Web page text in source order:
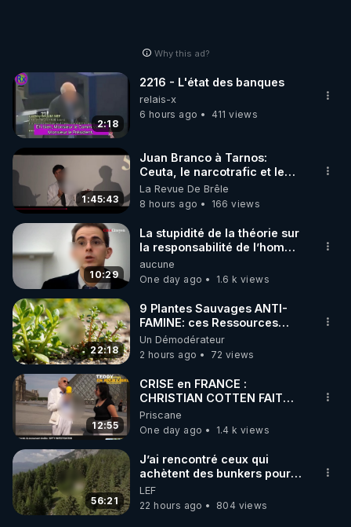
Why this ad?
2:18
2216 - L'état des banques
relais-x
6 hours ago
411 views
1:45:43
Juan Branco à Tarnos:
Ceuta, le narcotrafic et le
pouvoir en France
La Revue De Brêle
8 hours ago
166 views
10:29
La stupidité de la théorie sur
la responsabilité de l’homme
concernant le dioxyde de
carbone.
aucune
One day ago
1.6 k views
22:18
9 Plantes Sauvages ANTI-
FAMINE: ces Ressources
JARDIN&des Haies
Un Démodérateur
2 hours ago
72 views
12:55
CRISE en FRANCE :
CHRISTIAN COTTEN FAIT
une étrange découverte
Priscane
One day ago
1.4 k views
56:21
J’ai rencontré ceux qui
achètent des bunkers pour
survivre à la fin du monde
LEF
22 hours ago
804 views